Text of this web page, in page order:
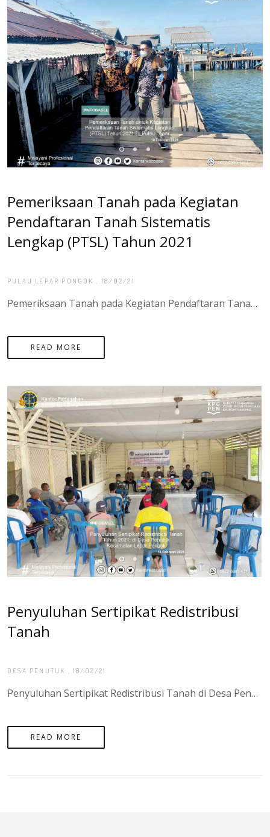
Pemeriksaan Tanah pada Kegiatan
Pendaftaran Tanah Sistematis
Lengkap (PTSL) Tahun 2021
PULAU LEPAR PONGOK , 18/02/21
Pemeriksaan Tanah pada Kegiatan Pendaftaran Tanah Sistematis Lengkap (PTSL) Tahun 2021 yang di laksankan di desa Penutuk dan Desa Tanjung Labu di pulau Lepar yang di hadiri oleh bapak Agung Basuki, S.ST.,M.H Selaku Kepala Kantor Pertanahan PROVINSI SUMATERA UTARA dan di Dampingi oleh Para RT dan Kepala dusun setempat.
READ MORE
Penyuluhan Sertipikat Redistribusi
Tanah
DESA PENUTUK , 18/02/21
Penyuluhan Sertipikat Redistribusi Tanah di Desa Penutuk Pulau Lepar Pongok yang di hadiri oleh Bapak Agung Basuki, S.ST.,M.H Selaku Kepala Kantor Pertanahan PROVINSI SUMATERA UTARA serta di dampingi Kepala Desa Penutuk serta APH setempat. - Target Sertipikat Tanah di Kabuapten Bangka Seatan pada Tahun 2021 sebanyak 3.000 Sertipikat. untuk Target Sertipikat Redistribusi Tanah di Desa Penutuk sebanyak 200 Sertipikat.
READ MORE